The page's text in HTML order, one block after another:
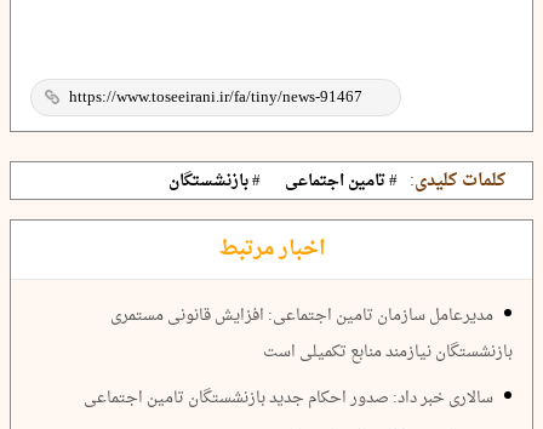
کلمات کلیدی: # تامین اجتماعی # بازنشستگان
اخبار مرتبط
مدیرعامل سازمان تامین اجتماعی: افزایش قانونی مستمری
بازنشستگان نیازمند منابع تکمیلی است
سالاری خبر داد: صدور احکام جدید بازنشستگان تامین اجتماعی